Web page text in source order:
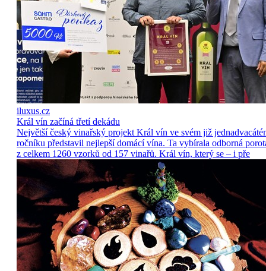
iluxus.cz
Král vín začíná třetí dekádu
Největší český vinařský projekt Král vín ve svém již
ročníku představil nejlepší domácí vína. Ta vybírala odborná
z celkem 1260 vzorků od 157 vinařů. Král vín, který se – i pře